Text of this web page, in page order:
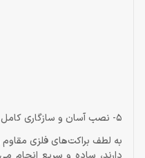
5- نصب آسان و سازگاری کامل با سوکت‌های روز